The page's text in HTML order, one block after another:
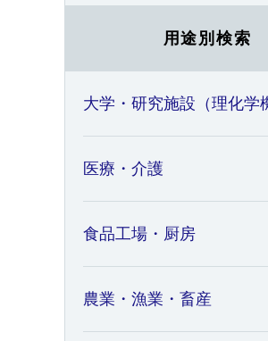
用途別検索
大学・研究施設（理化学
医療・介護
食品工場・厨房
農業・漁業・畜産